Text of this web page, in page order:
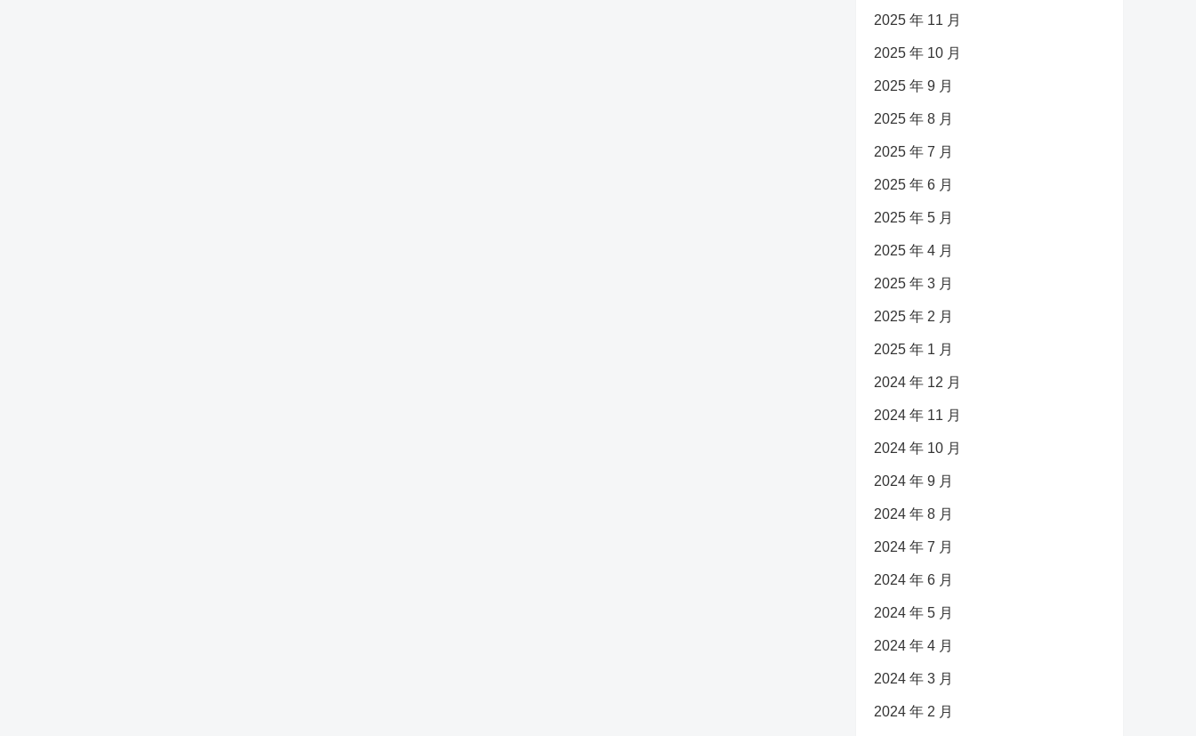
2025 年 11 月
2025 年 10 月
2025 年 9 月
2025 年 8 月
2025 年 7 月
2025 年 6 月
2025 年 5 月
2025 年 4 月
2025 年 3 月
2025 年 2 月
2025 年 1 月
2024 年 12 月
2024 年 11 月
2024 年 10 月
2024 年 9 月
2024 年 8 月
2024 年 7 月
2024 年 6 月
2024 年 5 月
2024 年 4 月
2024 年 3 月
2024 年 2 月